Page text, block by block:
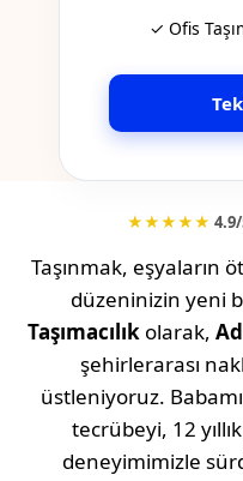
✓ Ofis
★★★★★
Taşınmak, eşyaların
düzeninizin yeni
Taşımacılıkolarak,
şehirlerarası
üstleniyoruz.
tecrübeyi, 12
deneyimimizle